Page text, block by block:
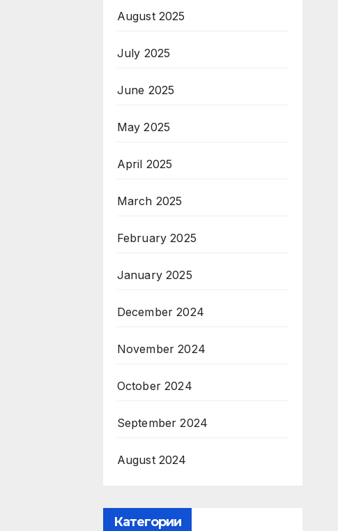
August 2025
July 2025
June 2025
May 2025
April 2025
March 2025
February 2025
January 2025
December 2024
November 2024
October 2024
September 2024
August 2024
Категории